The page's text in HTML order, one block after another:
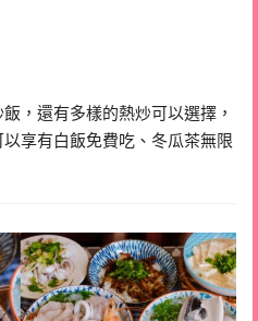
飯，還有多樣的熱炒可以選擇，
享有白飯免費吃、冬瓜茶無限